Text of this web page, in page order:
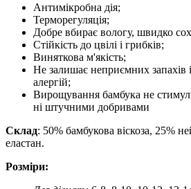
Антимікробна дія;
Терморегуляція;
Добре вбирає вологу, швидко
Стійкість до цвілі і грибків;
Виняткова м'якість;
Не залишає неприємних запахів
алергій;
Вирощування бамбука не
ні штучними добривами
Склад: 50% бамбукова віскоза, 25%
еластан.
Розміри: